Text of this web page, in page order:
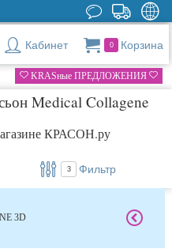
Кабинет 0 Корзина
KRASные ПРЕДЛОЖЕНИЯ
Medical Collagene
КРАСОН.ру
3 Фильтр
3D